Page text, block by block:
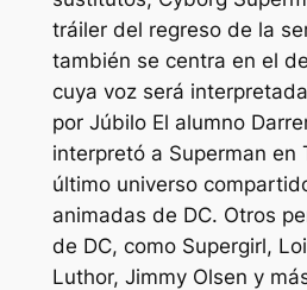
tráiler del regreso de la
también se centra en el
cuya voz será
por JúbiloEl alumno
interpretó a Superman en
último universo
animadas de DC. Otros
de DC, como Supergirl,
Luthor, Jimmy Olsen y